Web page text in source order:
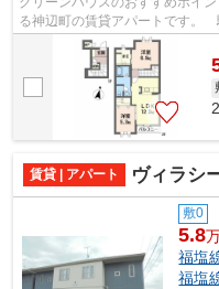
る神辺町の賃貸アパートです。
です！ 車で約5分のところにス
賃貸 | アパート ヴィラシ
敷0
5.8
福塩
福塩